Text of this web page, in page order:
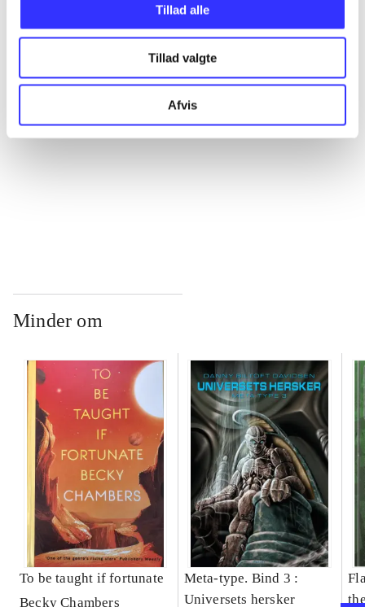
Tillad alle
Tillad valgte
Afvis
...
...
Minder om
To be taught if fortunate
Becky Chambers
Meta-type. Bind 3 :
Universets hersker